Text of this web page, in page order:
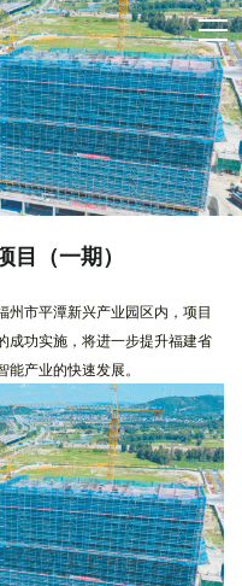
（一期）
州市平潭新兴产业园区内，项目
成功实施，将进一步提升福建省
产业的快速发展。